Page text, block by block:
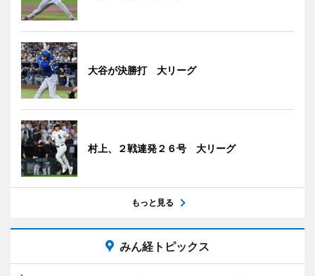
大谷が決勝打 大リーグ
村上、２戦連発２６号 大リーグ
もっと見る
みん経トピックス